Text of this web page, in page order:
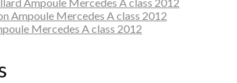
Ampoule Mercedes A class 2012
Ampoule Mercedes A class 2012
Mercedes A class 2012